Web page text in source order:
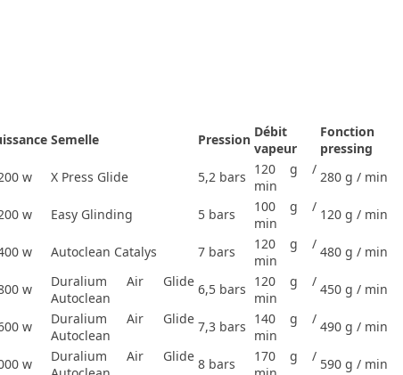
Semelle Pression Débit
vapeur
Fonction
pressing
w X Press Glide 5,2 bars 120 g /
min
280 g / min
w Easy Glinding 5 bars
100 g /
min
120 g / min
w Autoclean Catalys 7 bars
120 g /
min
480 g / min
w
Duralium Air Glide
Autoclean
6,5 bars 120 g /
min
450 g / min
w
Duralium Air Glide
Autoclean
7,3 bars 140 g /
min
490 g / min
w
Duralium Air Glide 8 bars
170 g / 590 g / min